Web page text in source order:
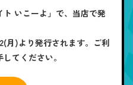
いこーよ」で、当店で発
)より発行されます。ご利
てください。